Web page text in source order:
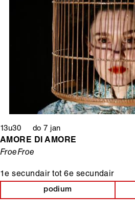
13u30 do 7 jan
1e secundairtot6e secundair
AMORE DI AMORE
FroeFroe
podium